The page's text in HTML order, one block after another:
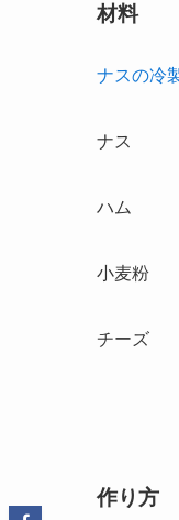
材料
ナスの冷
ナス
ハム
小麦粉
チーズ
作り方